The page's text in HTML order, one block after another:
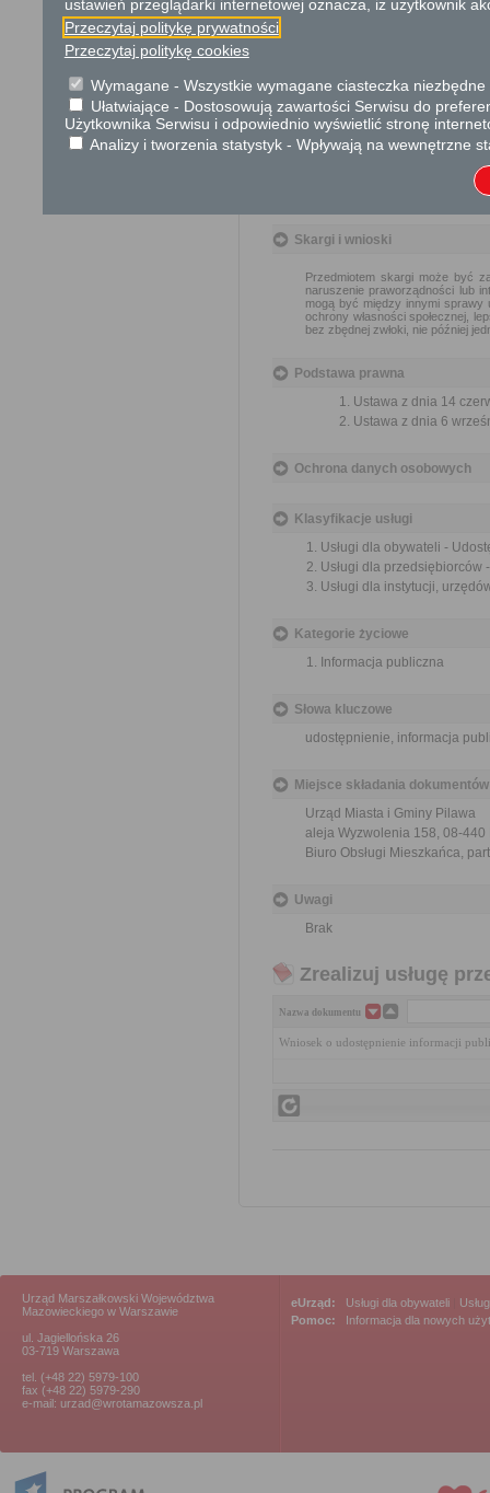
Urząd lub organ informuje
Tryb odwoławczy
W przypadku decyzji o
udostępnienie informacji
terminie 14 dni od dnia
Skargi i wnioski
Przedmiotem skargi może być
naruszenie praworządności lub
mogą być między innymi sprawy
ochrony własności społecznej,
bez zbędnej zwłoki, nie później
Podstawa prawna
Ustawa z dnia 14
Ustawa z dnia 6
Ochrona danych osobowych
Klasyfikacje usługi
Usługi dla obywateli -
Usługi dla
Usługi dla instytucji,
Kategorie życiowe
Informacja publiczna
Słowa kluczowe
udostępnienie, informacja
Miejsce składania dokumentów
Urząd Miasta i Gminy Pilawa
aleja Wyzwolenia 158, 08-440
Biuro Obsługi Mieszkańca,
Uwagi
Brak
Zrealizuj usługę
Nazwa dokumentu
Wniosek o udostępnienie informacji
Urząd Marszałkowski Województwa
Mazowieckiego w Warszawie
ul. Jagiellońska 26
03-719 Warszawa
tel. (+48 22) 5979-100
fax (+48 22) 5979-290
e-mail: urzad@wrotamazowsza.pl
eUrząd: Usługi dla obywateli
Pomoc:
Informacja dla nowych
ustawień przeglądarki internetowej oznacza, iż użytkownik
Przeczytaj politykę prywatności
Przeczytaj politykę cookies
Wymagane - Wszystkie wymagane ciasteczka
Ułatwiające - Dostosowują zawartości Serwisu do
Użytkownika Serwisu i odpowiednio wyświetlić stronę
Analizy i tworzenia statystyk - Wpływają na wewnętrzne